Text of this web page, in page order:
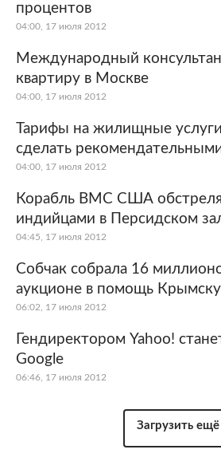
процентов
04:00, 17 июля 2012
Международный
квартиру в Москве
04:00, 17 июля 2012
Тарифы на жилищные
сделать
04:00, 17 июля 2012
Корабль ВМС США
индийцами в Персидском
04:45, 17 июля 2012
Собчак собрала 16
аукционе в помощь Крымску
06:02, 17 июля 2012
Гендиректором Yahoo!
Google
06:46, 17 июля 2012
Загрузить ещё